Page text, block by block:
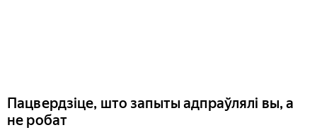
Пацвердзіце, што запыты адпраўлялі вы, а
не робат